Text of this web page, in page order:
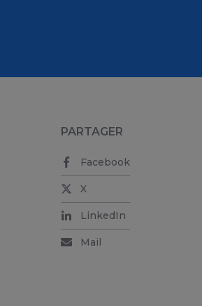
PARTAGER
Facebook
X
LinkedIn
Mail